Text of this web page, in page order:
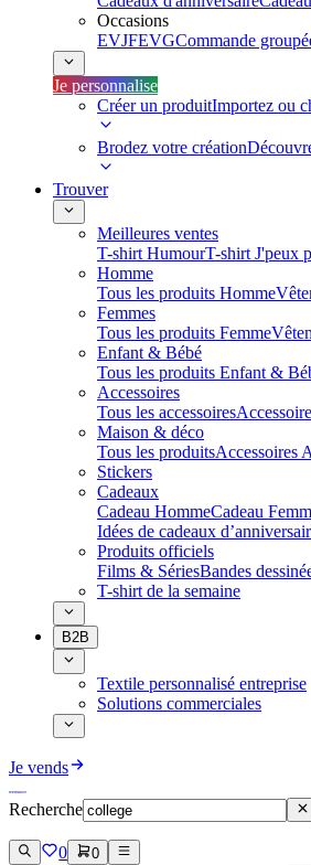
Occasions
EVJFEVGCommande
Je personnalise
Créer un produitImportez ou
Brodez votre création
Trouver
Meilleures ventes
T-shirt HumourT-shirt J'peux
Homme
Tous les produits Homme
Femmes
Tous les produits Femme
Enfant & Bébé
Tous les produits Enfant &
Accessoires
Tous les accessoires
Maison & déco
Tous les produitsAccessoires
Stickers
Cadeaux
Cadeau HommeCadeau
Idées de cadeaux
Produits officiels
Films & SériesBandes
T-shirt de la semaine
B2B
Textile personnalisé entreprise
Solutions commerciales
Je vends
Recherche
0 0